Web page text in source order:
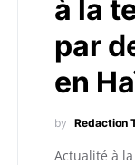
à la
par
en
by Redaction
Actualité à